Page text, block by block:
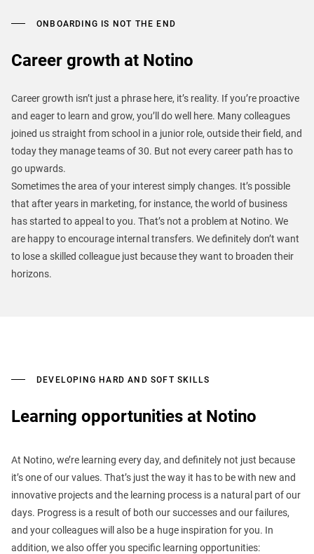
ONBOARDING IS NOT THE END
Career growth at Notino
Career growth isn’t just a phrase here, it’s reality. If you’re proactive
and eager to learn and grow, you’ll do well here. Many colleagues
joined us straight from school in a junior role, outside their field, and
today they manage teams of 30. But not every career path has to
go upwards.
Sometimes the area of your interest simply changes. It’s possible
that after years in marketing, for instance, the world of business
has started to appeal to you. That’s not a problem at Notino. We
are happy to encourage internal transfers. We definitely don’t want
to lose a skilled colleague just because they want to broaden their
horizons.
DEVELOPING HARD AND SOFT SKILLS
Learning opportunities at Notino
At Notino, we’re learning every day, and definitely not just because
it’s one of our values. That’s just the way it has to be with new and
innovative projects and the learning process is a natural part of our
days. Progress is a result of both our successes and our failures,
and your colleagues will also be a huge inspiration for you. In
addition, we also offer you specific learning opportunities: